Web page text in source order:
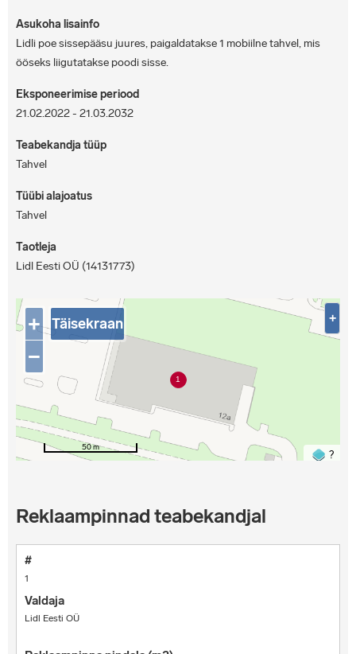
Asukoha lisainfo
Lidli poe sissepääsu juures, paigaldatakse 1 mobiilne tahvel, mis
ööseks liigutatakse poodi sisse.
Eksponeerimise periood
21.02.2022 - 21.03.2032
Teabekandja tüüp
Tahvel
Tüübi alajoatus
Tahvel
Taotleja
Lidl Eesti OÜ (14131773)
50 m
Täisekraan
+
−
?
+
Reklaampinnad teabekandjal
1
Lidl Eesti OÜ